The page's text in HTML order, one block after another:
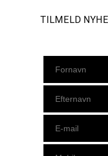
TILMELD